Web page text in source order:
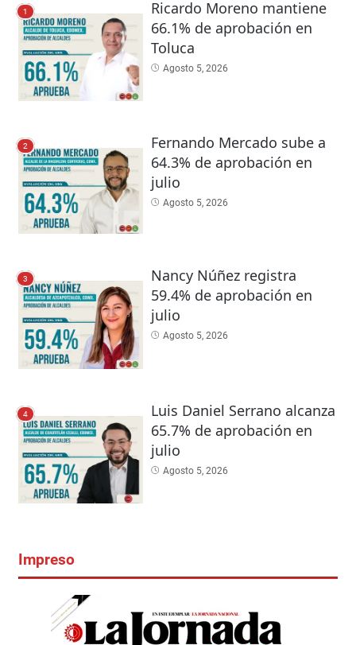
1
Ricardo Moreno mantiene
66.1% de aprobación en
Toluca
Agosto 5, 2026
2
Fernando Mercado sube a
64.3% de aprobación en
julio
Agosto 5, 2026
3
Nancy Núñez registra
59.4% de aprobación en
julio
Agosto 5, 2026
4
Luis Daniel Serrano alcanza
65.7% de aprobación en
julio
Agosto 5, 2026
Impreso